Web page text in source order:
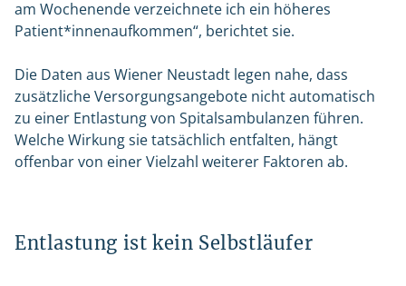
am Wochenende verzeichnete ich ein höheres
Patient*innenaufkommen“, berichtet sie.
Die Daten aus Wiener Neustadt legen nahe, dass
zusätzliche Versorgungsangebote nicht automatisch
zu einer Entlastung von Spitalsambulanzen führen.
Welche Wirkung sie tatsächlich entfalten, hängt
offenbar von einer Vielzahl weiterer Faktoren ab.
Entlastung ist kein Selbstläufer